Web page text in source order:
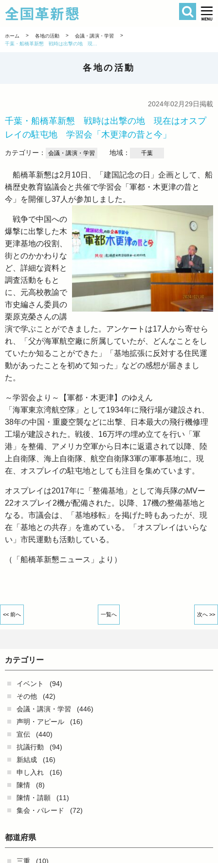
全国革新懇
検索
ホーム > 各地の活動 > 会議・講演・学習
>
各地の活動
2024年02月29日掲載
千葉・船橋革新懇 戦時は出撃の地 現在はオスプ
レイの駐屯地 学習会「木更津の昔と今」
カテゴリー： 会議・講演・学習 地域： 千葉
船橋革新懇は2月10日、「建国記念の日」企画として、船
橋歴史教育協議会と共催で学習会「軍都・木更津の昔と
今」を開催し37人が参加しました。
戦争で中国への
爆撃に出撃した木
更津基地の役割、
街とのかかわりな
ど、詳細な資料と
調査活動をもと
に、元高校教諭で
市史編さん委員の
栗原克榮さんの講
演で学ぶことができました。アンケートは17人から寄せら
れ、「父が海軍航空廠に所属していたが、どんなことをし
ていたか知ることができた」「基地拡張に反対する住民運
動があったことを初めて知った」などの感想が届きまし
た。
～学習会より～【軍都・木更津】のゆえん
「海軍東京湾航空隊」として1934年に飛行場が建設され、
38年の中国・重慶空襲などに出撃、日本最大の飛行機修理
工場が建設された。戦後、16万坪の埋め立てを行い「軍
港」を整備、アメリカ空軍から日本に返還されて以降、陸
上自衛隊、海上自衛隊、航空自衛隊3軍の軍事基地に。現
在、オスプレイの駐屯地としても注目を集めています。
オスプレイは2017年に「整備基地」として海兵隊のMVー
22オスプレイ2機が配備された。以降、17機の整備基地と
なる。市議会は、「基地移転」を掲げた時もあったが、現
在「基地との共存」を進めている。「オスプレイはいらな
い」市民運動も活動している。
（「船橋革新懇ニュース」より）
<< 前へ 一覧へ 次へ >>
カテゴリー
イベント
(94)
その他
(42)
会議・講演・学習
(446)
声明・アピール
(16)
宣伝
(440)
抗議行動
(94)
新結成
(16)
申し入れ
(16)
陳情
(8)
陳情・請願
(11)
集会・パレード
(72)
都道府県
三重
(10)